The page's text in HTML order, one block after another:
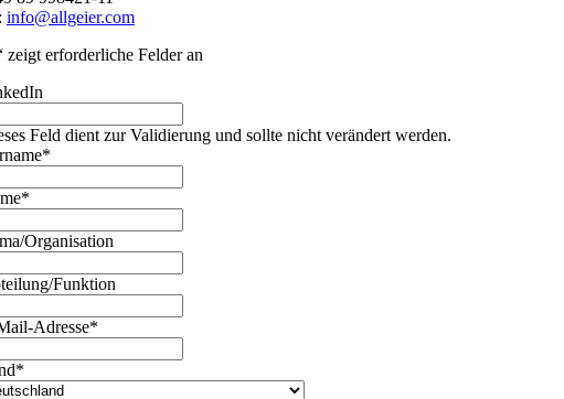
info@allgeier.com
zeigt erforderliche Felder an
Feld dient zur Validierung und sollte nicht verändert werden.
*
*
Organisation
Funktion
Adresse*
*